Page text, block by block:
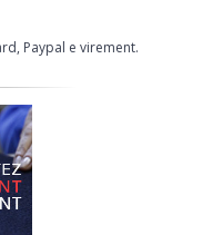
Paypal e virement.